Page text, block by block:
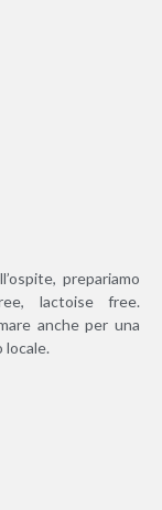
prepariamo
lactoise free.
anche per una
locale.